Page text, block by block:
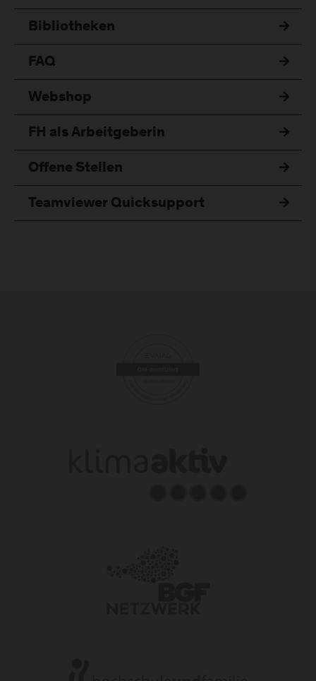
Bibliotheken
FAQ
Webshop
FH als Arbeitgeberin
Offene Stellen
Teamviewer Quicksupport